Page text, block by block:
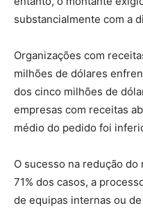
substancialmente com a
Organizações com
milhões de dólares
dos cinco milhões de
empresas com receitas
médio do pedido foi
O sucesso na redução
71% dos casos, a
de equipas internas ou